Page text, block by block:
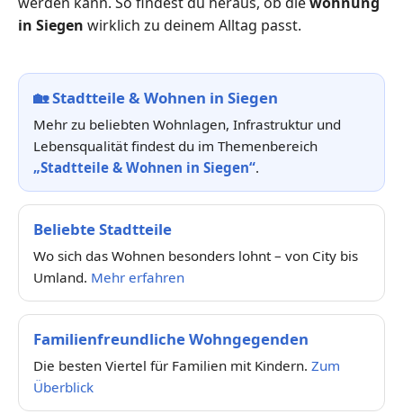
in Siegen wirklich zu deinem Alltag passt.
🏡Stadtteile & Wohnen in Siegen
Mehr zu beliebten Wohnlagen, Infrastruktur und
Lebensqualität findest du im Themenbereich
„Stadtteile & Wohnen in Siegen“.
Beliebte Stadtteile
Wo sich das Wohnen besonders lohnt – von City bis
Umland. Mehr erfahren
Familienfreundliche Wohngegenden
Die besten Viertel für Familien mit Kindern. Zum
Überblick